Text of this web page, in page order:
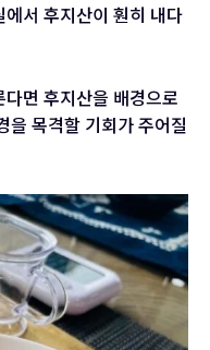
서 후지산이 훤히 내다
면 후지산을 배경으로
을 목격할 기회가 주어질